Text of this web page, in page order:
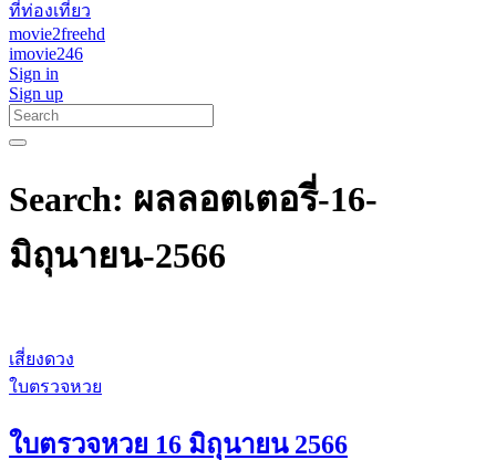
ที่ท่องเที่ยว
movie2freehd
imovie246
Sign in
Sign up
Search: ผลลอตเตอรี่-16-
มิถุนายน-2566
เสี่ยงดวง
ใบตรวจหวย
ใบตรวจหวย 16 มิถุนายน 2566